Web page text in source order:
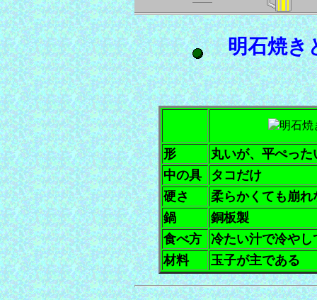
明石焼
形
丸いが、平ぺった
中の具
タコだけ
硬さ
柔らかくても崩れ
鍋
銅板製
食べ方
冷たい汁で冷やし
材料
玉子が主である